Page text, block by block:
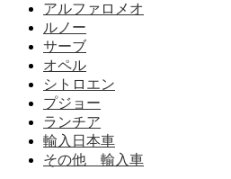
アルファロメオ
ルノー
サーブ
オペル
シトロエン
プジョー
ランチア
輸入日本車
その他 輸入車